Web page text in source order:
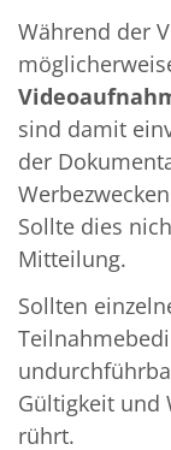
Während der
sind damit
der
Sollte dies
Mitteilung.
Sollten
Gültigkeit und
rührt.